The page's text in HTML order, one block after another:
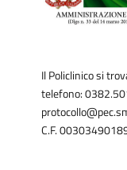
Il Policlinico si
telefono:
C.F.